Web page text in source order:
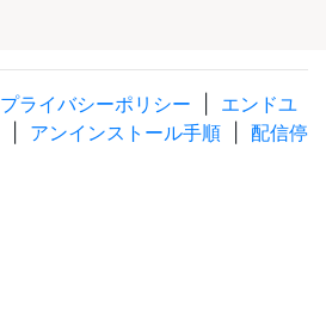
プライバシーポリシー
エンドユ
アンインストール手順
配信停